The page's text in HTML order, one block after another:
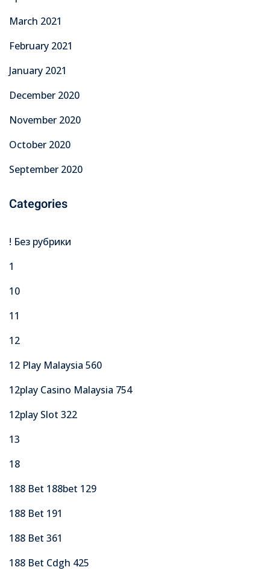
March 2021
February 2021
January 2021
December 2020
November 2020
October 2020
September 2020
Categories
! Без рубрики
1
10
11
12
12 Play Malaysia 560
12play Casino Malaysia 754
12play Slot 322
13
18
188 Bet 188bet 129
188 Bet 191
188 Bet 361
188 Bet Cdgh 425